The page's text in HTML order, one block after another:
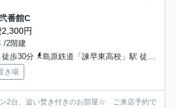
番館C
円
/2階建
歩30分
島原鉄道「諫早東高校」駅 徒歩33分
き場
2台、追い焚き付きのお部屋☆ ご来店予約で